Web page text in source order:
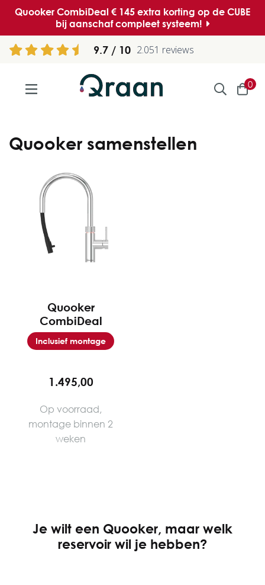
Quooker CombiDeal € 145 extra korting op de CUBE
bij aanschaf compleet systeem!
9.7 2.051 reviews
0
Quooker samenstellen
Quooker
CombiDeal
Inclusief montage
1.495,00
Op voorraad,
montage binnen 2
weken
Je wilt een Quooker, maar welk
reservoir wil je hebben?